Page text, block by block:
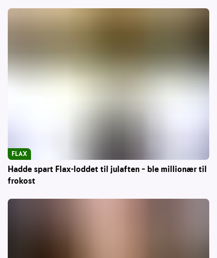
Hadde spart Flax-loddet til julaften – ble millionær til
frokost
FLAX